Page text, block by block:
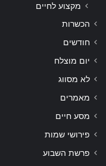
מקצוע לחיים
הכשרות
חודשים
יום מוצלח
לא מסווג
מאמרים
מסע חיים
פירושי שמות
פרשת השבוע